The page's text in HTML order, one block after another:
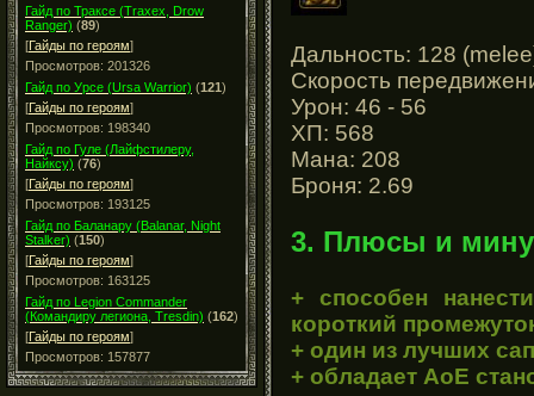
Гайд по Траксе (Traxex, Drow
Ranger) (89)
[Гайды по героям]
Просмотров: 201326
Гайд по Урсе (Ursa Warrior) (121)
[Гайды по героям]
Просмотров: 198340
Гайд по Гуле (Лайфстилеру,
Найксу) (76)
[Гайды по героям]
Просмотров: 193125
Гайд по Баланару (Balanar, Night
Stalker) (150)
[Гайды по героям]
Просмотров: 163125
Гайд по Legion Commander
(Командиру легиона, Tresdin) (162)
[Гайды по героям]
Просмотров: 157877
Дальность: 128
Cкорость
Урон: 46 - 56
ХП: 568
Мана: 208
Броня: 2.69
3. Плюсы и
+ способен
короткий
+ один из лучших
+ обладает АоЕ